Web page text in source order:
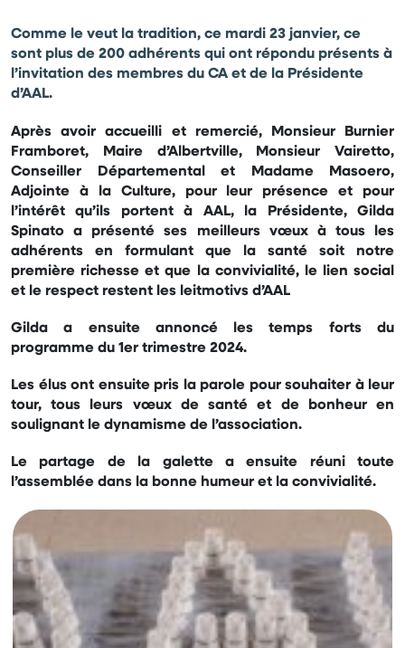
Comme le veut la tradition, ce mardi 23 janvier, ce
sont plus de 200 adhérents qui ont répondu présents à
l’invitation des membres du CA et de la Présidente
d’AAL.
Après avoir accueilli et remercié, Monsieur Burnier
Framboret, Maire d’Albertville, Monsieur Vairetto,
Conseiller Départemental et Madame Masoero,
Adjointe à la Culture, pour leur présence et pour
l’intérêt qu’ils portent à AAL, la Présidente, Gilda
Spinato a présenté ses meilleurs vœux à tous les
adhérents en formulant que la santé soit notre
première richesse et que la convivialité, le lien social
et le respect restent les leitmotivs d’AAL
Gilda a ensuite annoncé les temps forts du
programme du 1er trimestre 2024.
Les élus ont ensuite pris la parole pour souhaiter à leur
tour, tous leurs vœux de santé et de bonheur en
soulignant le dynamisme de l’association.
Le partage de la galette a ensuite réuni toute
l’assemblée dans la bonne humeur et la convivialité.